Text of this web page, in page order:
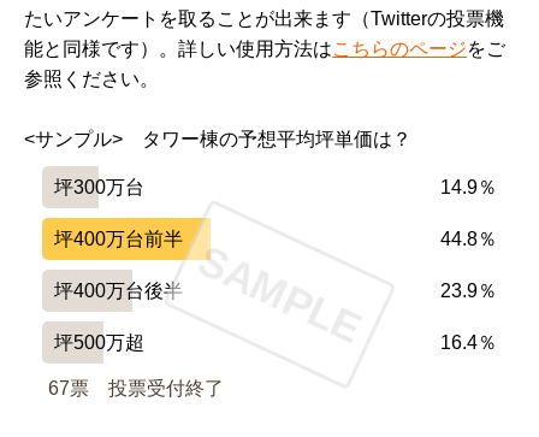
たいアンケートを取ることが出来ます（Twitterの投票機
能と同様です）。詳しい使用方法はこちらのページをご
参照ください。
<サンプル>　タワー棟の予想平均坪単価は？
坪300万台 14.9％
坪400万台前半 44.8％
坪400万台後半 23.9％
坪500万超 16.4％
67票 投票受付終了
SAMPLE